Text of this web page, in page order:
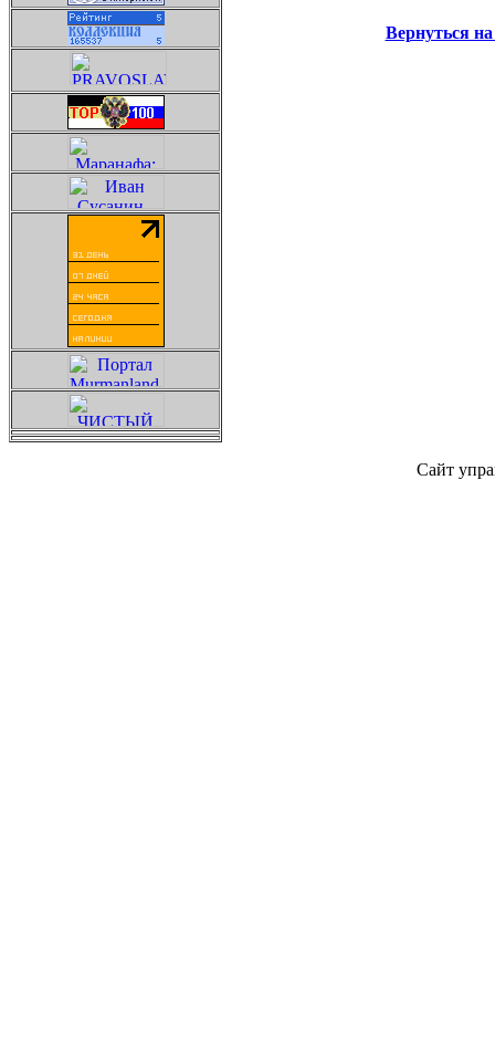
Вернуться
Сайт